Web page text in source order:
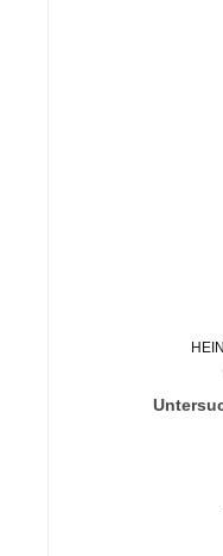
Durchschnittliche